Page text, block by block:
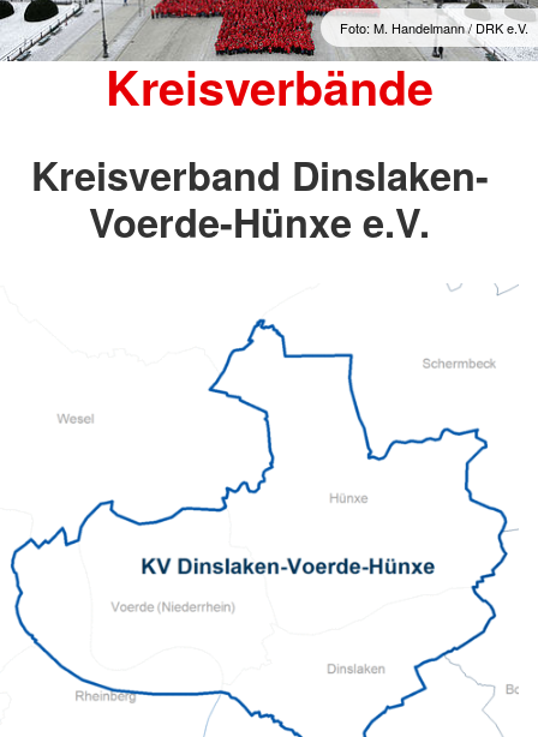
Foto: M. Handelmann / DRK e.V.
Kreisverbände
Kreisverband Dinslaken-
Voerde-Hünxe e.V.